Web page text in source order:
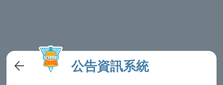
公告資訊系統